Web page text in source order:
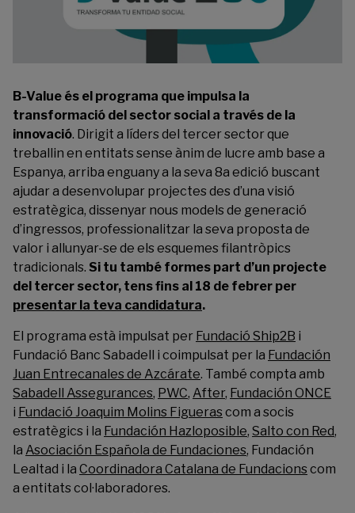
B-Value és el programa que impulsa la
transformació del sector social a través de la
innovació. Dirigit a líders del tercer sector que
treballin en entitats sense ànim de lucre amb base a
Espanya, arriba enguany a la seva 8a edició buscant
ajudar a desenvolupar projectes des d’una visió
estratègica, dissenyar nous models de generació
d’ingressos, professionalitzar la seva proposta de
valor i allunyar-se de els esquemes filantròpics
tradicionals. Si tu també formes part d’un projecte
del tercer sector, tens fins al 18 de febrer per
presentar la teva candidatura.
El programa està impulsat per Fundació Ship2B i
Fundació Banc Sabadell i coimpulsat per la Fundación
Juan Entrecanales de Azcárate. També compta amb
Sabadell Assegurances, PWC, After, Fundación ONCE
i Fundació Joaquim Molins Figueras com a socis
estratègics i la Fundación Hazloposible, Salto con Red,
la Asociación Española de Fundaciones, Fundación
Lealtad i la Coordinadora Catalana de Fundacions com
a entitats col·laboradores.